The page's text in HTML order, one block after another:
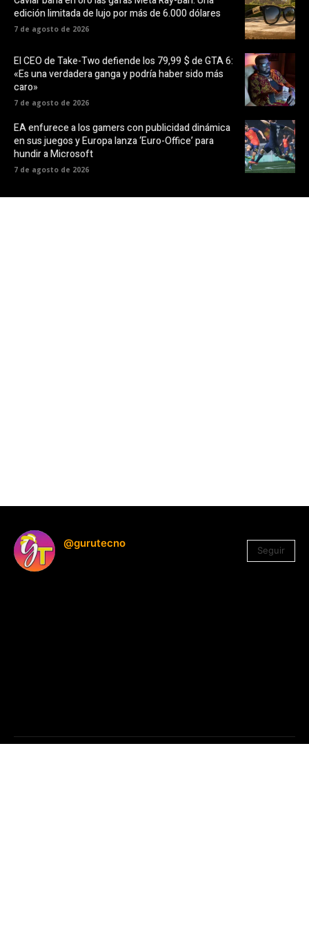
edición limitada de lujo por más de 6.000 dólares
7 de agosto de 2026
El CEO de Take-Two defiende los 79,99 $ de GTA 6:
«Es una verdadera ganga y podría haber sido más
caro»
7 de agosto de 2026
EA enfurece a los gamers con publicidad dinámica
en sus juegos y Europa lanza ‘Euro-Office’ para
hundir a Microsoft
7 de agosto de 2026
@gurutecno
Seguir